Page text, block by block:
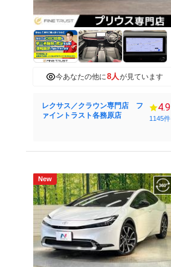
今あなたの他に8人が見ています
レクサス／クラウン専門店 フ
ァイントラスト各務原店
4.9
1145件
New